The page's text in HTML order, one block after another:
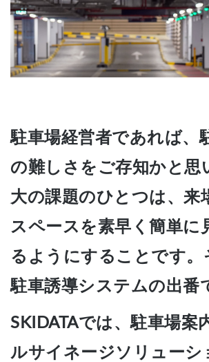
駐車場経営者であれば、
の難しさをご存知かと思
大の課題のひとつは、来
スペースを素早く簡単に
るようにすることです。
駐車誘導システムの出番
SKIDATAでは、駐車場案
ルサイネージソリューシ